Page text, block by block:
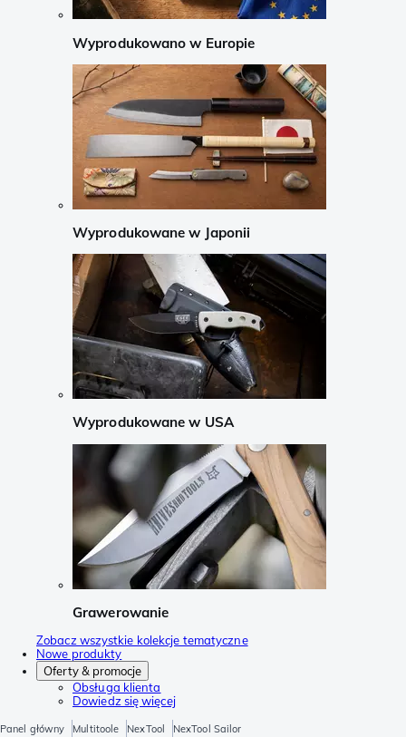
Wyprodukowano w Europie
Wyprodukowane w Japonii
Wyprodukowane w USA
Grawerowanie
Zobacz wszystkie kolekcje tematyczne
Nowe produkty
Oferty & promocje
Obsługa klienta
Dowiedz się więcej
Panel główny Multitoole NexTool NexTool Sailor